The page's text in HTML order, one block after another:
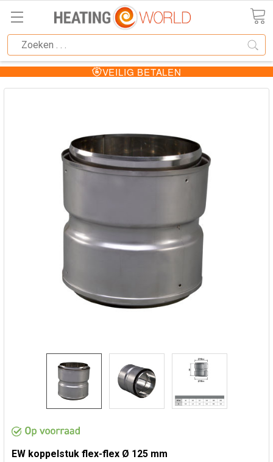
VEILIG BETALEN
EW koppelstuk flex-flex Ø 125 mm